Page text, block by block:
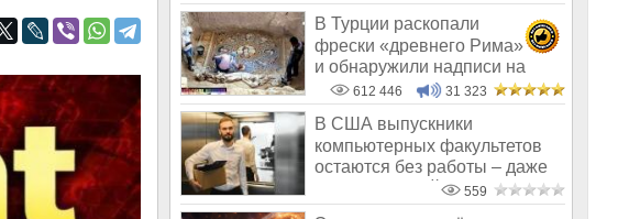
В Турции раскопали
фрески «древнего Рима»
и обнаружили надписи на
Русском!
612 446 31 323
В США выпускники
компьютерных факультетов
остаются без работы – даже
559